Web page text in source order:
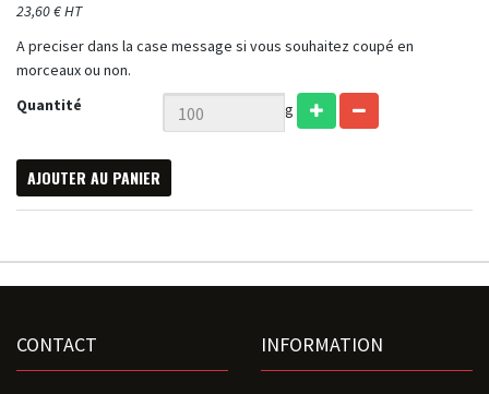
23,60 € HT
A preciser dans la case message si vous souhaitez coupé en
morceaux ou non.
Quantité
g
AJOUTER AU PANIER
CONTACT INFORMATION